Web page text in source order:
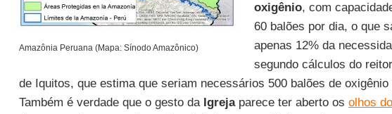
Amazônia Peruana (Mapa: Sínodo Amazônico)
oxigênio, com
60 balões por dia, o que
apenas 12% da
segundo cálculos do
de Iquitos, que estima que seriam necessários 500 balões de oxigênio
Também é verdade que o gesto da Igrejaparece ter aberto os olhos